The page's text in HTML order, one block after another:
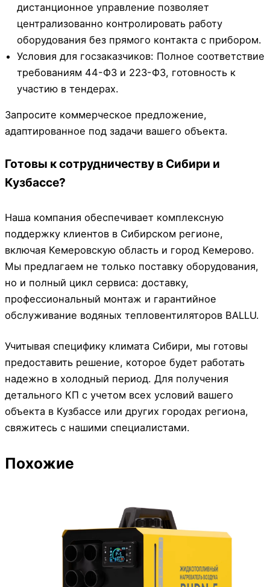
дистанционное управление позволяет
централизованно контролировать работу
оборудования без прямого контакта с прибором.
Условия для госзаказчиков: Полное соответствие
требованиям 44-ФЗ и 223-ФЗ, готовность к
участию в тендерах.
Запросите коммерческое предложение,
адаптированное под задачи вашего объекта.
Готовы к сотрудничеству в Сибири и
Кузбассе?
Наша компания обеспечивает комплексную
поддержку клиентов в Сибирском регионе,
включая Кемеровскую область и город Кемерово.
Мы предлагаем не только поставку оборудования,
но и полный цикл сервиса: доставку,
профессиональный монтаж и гарантийное
обслуживание водяных тепловентиляторов BALLU.
Учитывая специфику климата Сибири, мы готовы
предоставить решение, которое будет работать
надежно в холодный период. Для получения
детального КП с учетом всех условий вашего
объекта в Кузбассе или других городах региона,
свяжитесь с нашими специалистами.
Похожие